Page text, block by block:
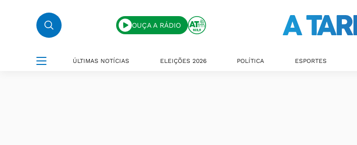
OUÇA A RÁDIO
ÚLTIMAS NOTÍCIAS ELEIÇÕES 2026 POLÍTICA ESPORTES